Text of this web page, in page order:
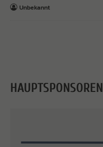
Unbekannt
HAUPTSPONSOREN